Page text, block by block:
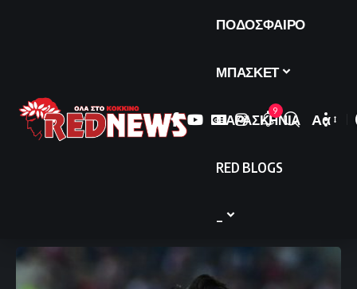
ΠΟΔΟΣΦΑΙΡΟ
ΜΠΑΣΚΕΤ
ΠΑΡΑΣΚΗΝΙΑ
RED BLOGS
9
Font
Αα